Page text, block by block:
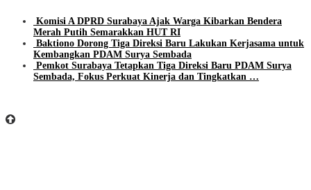
Komisi A DPRD Surabaya Ajak Warga Kibarkan Bendera
Merah Putih Semarakkan HUT RI
Baktiono Dorong Tiga Direksi Baru Lakukan Kerjasama untuk
Kembangkan PDAM Surya Sembada
Pemkot Surabaya Tetapkan Tiga Direksi Baru PDAM Surya
Sembada, Fokus Perkuat Kinerja dan Tingkatkan …